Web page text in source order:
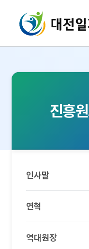
대전일자
진흥
인사말
연혁
역대원장